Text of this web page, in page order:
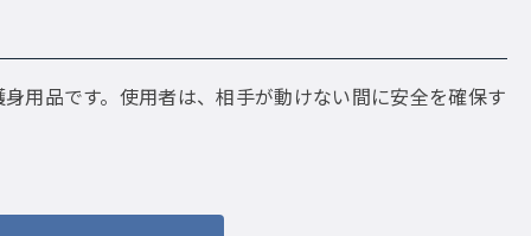
用品です。使用者は、相手が動けない間に安全を確保す